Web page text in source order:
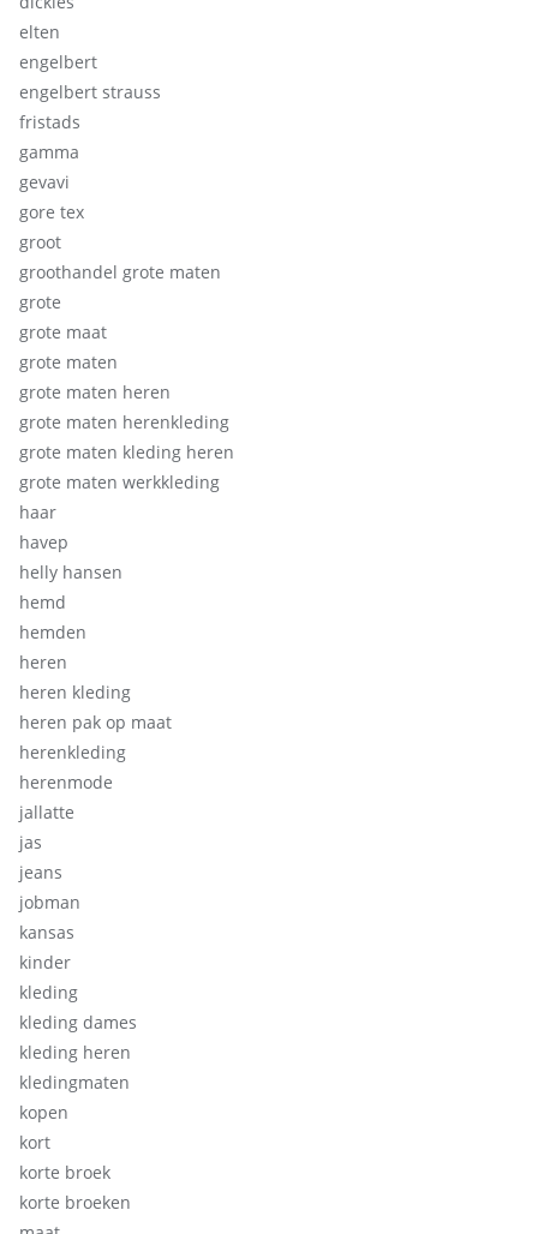
elten
engelbert
engelbert strauss
fristads
gamma
gevavi
gore tex
groot
groothandel grote maten
grote
grote maat
grote maten
grote maten heren
grote maten herenkleding
grote maten kleding heren
grote maten werkkleding
haar
havep
helly hansen
hemd
hemden
heren
heren kleding
heren pak op maat
herenkleding
herenmode
jallatte
jas
jeans
jobman
kansas
kinder
kleding
kleding dames
kleding heren
kledingmaten
kopen
kort
korte broek
korte broeken